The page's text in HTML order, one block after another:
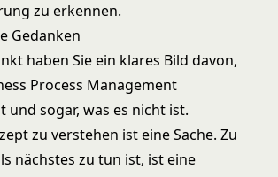
zu erkennen.
Gedanken
haben Sie ein klares Bild davon,
Process Management
und sogar, was es nicht ist.
zu verstehen ist eine Sache. Zu
nächstes zu tun ist, ist eine